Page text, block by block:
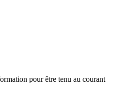
pour être tenu au courant